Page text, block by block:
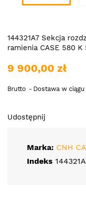
144321A7 Sekcja
ramienia CASE 580 K
9 900,00 zł
Brutto Dostawa w
Udostępnij
Marka: CNH
Indeks